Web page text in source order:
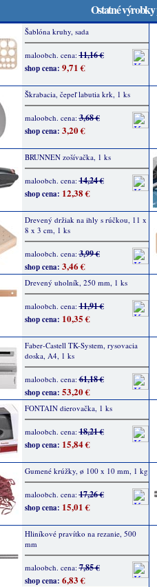
Ostatné
Šablóna kruhy, sada
maloobch. cena:11,16 €
shop cena: 9,71 €
Škrabacia, čepeľ labutia krk, 1 ks
maloobch. cena:3,68 €
shop cena: 3,20 €
BRUNNEN zošívačka, 1 ks
maloobch. cena:14,24 €
shop cena: 12,38 €
Drevený držiak na ihly s rúčkou, 11 x
8 x 3 cm, 1 ks
maloobch. cena:3,99 €
shop cena: 3,46 €
Drevený uholník, 250 mm, 1 ks
maloobch. cena:11,91 €
shop cena: 10,35 €
Faber-Castell TK-System, rysovacia
doska, A4, 1 ks
maloobch. cena:61,18 €
shop cena: 53,20 €
FONTAIN dierovačka, 1 ks
maloobch. cena:18,21 €
shop cena: 15,84 €
Gumené krúžky, ø 100 x 10 mm, 1 kg
maloobch. cena:17,26 €
shop cena: 15,01 €
Hliníkové pravítko na rezanie, 500
mm
maloobch. cena:7,85 €
shop cena: 6,83 €